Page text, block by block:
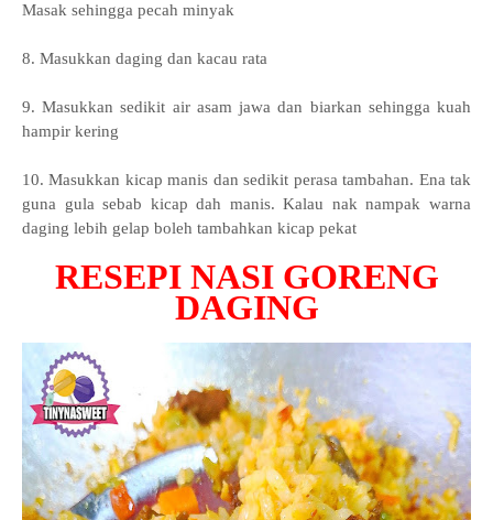
Masak sehingga pecah minyak
8. Masukkan daging dan kacau rata
9. Masukkan sedikit air asam jawa dan biarkan sehingga kuah
hampir kering
10. Masukkan kicap manis dan sedikit perasa tambahan. Ena tak
guna gula sebab kicap dah manis. Kalau nak nampak warna
daging lebih gelap boleh tambahkan kicap pekat
RESEPI NASI GORENG
DAGING